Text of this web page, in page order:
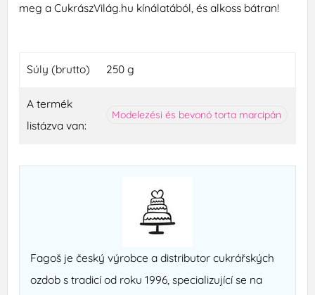
meg a CukrászVilág.hu kínálatából, és alkoss bátran!
Súly (brutto) 250 g
A termék
listázva van:
Modelezési és bevonó torta marcipán
Fagoš je český výrobce a distributor cukrářských
ozdob s tradicí od roku 1996, specializující se na